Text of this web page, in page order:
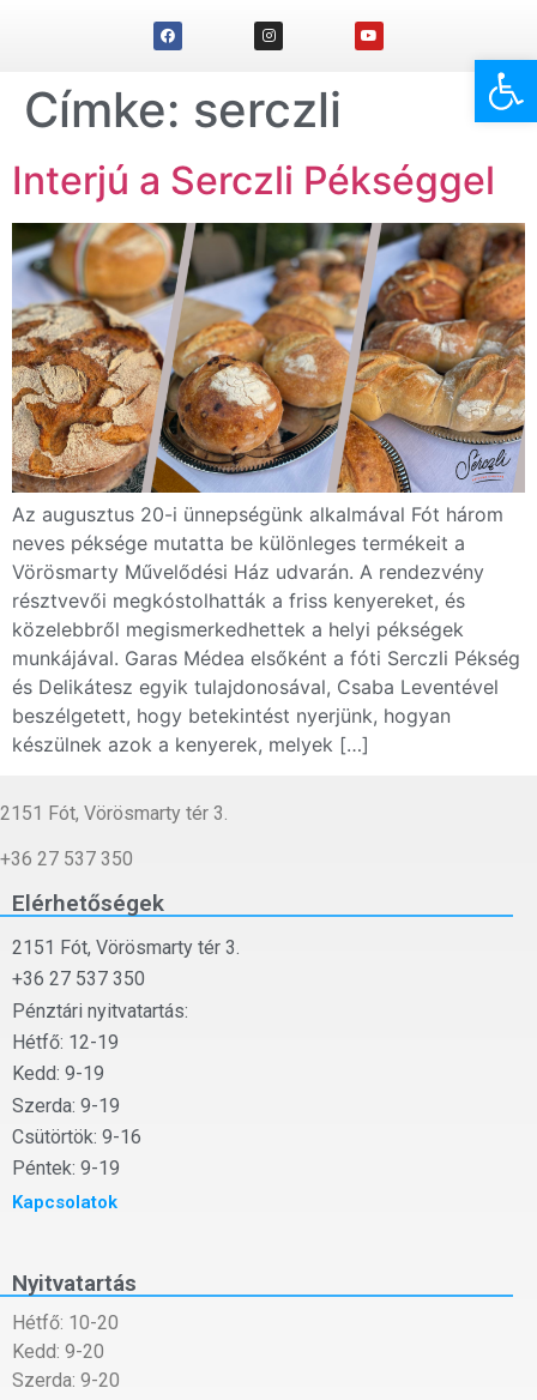
Címke: serczli
Interjú a Serczli Pékséggel
Az augusztus 20-i ünnepségünk alkalmával Fót három
neves péksége mutatta be különleges termékeit a
Vörösmarty Művelődési Ház udvarán. A rendezvény
résztvevői megkóstolhatták a friss kenyereket, és
közelebbről megismerkedhettek a helyi pékségek
munkájával. Garas Médea elsőként a fóti Serczli Pékség
és Delikátesz egyik tulajdonosával, Csaba Leventével
beszélgetett, hogy betekintést nyerjünk, hogyan
készülnek azok a kenyerek, melyek […]
2151 Fót, Vörösmarty tér 3.
+36 27 537 350
Elérhetőségek
2151 Fót, Vörösmarty tér 3.
+36 27 537 350
Pénztári nyitvatartás:
Hétfő: 12-19
Kedd: 9-19
Szerda: 9-19
Csütörtök: 9-16
Péntek: 9-19
Kapcsolatok
Nyitvatartás
Hétfő: 10-20
Kedd: 9-20
Szerda: 9-20